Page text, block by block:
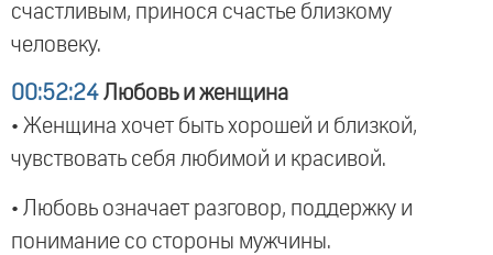
счастливым, принося счастье близкому
человеку.
00:52:24 Любовь и женщина
• Женщина хочет быть хорошей и близкой,
чувствовать себя любимой и красивой.
• Любовь означает разговор, поддержку и
понимание со стороны мужчины.